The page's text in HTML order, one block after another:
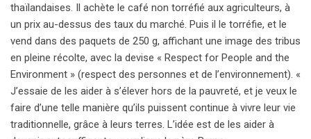
thaïlandaises. Il achète le café non torréfié aux agriculteurs, à
un prix au-dessus des taux du marché. Puis il le torréfie, et le
vend dans des paquets de 250 g, affichant une image des tribus
en pleine récolte, avec la devise « Respect for People and the
Environment » (respect des personnes et de l’environnement). «
J’essaie de les aider à s’élever hors de la pauvreté, et je veux le
faire d’une telle manière qu’ils puissent continue à vivre leur vie
traditionnelle, grâce à leurs terres. L’idée est de les aider à